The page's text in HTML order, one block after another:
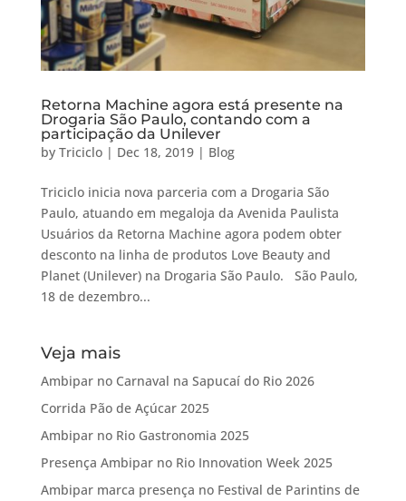
Retorna Machine agora está presente na
Drogaria São Paulo, contando com a
participação da Unilever
by Triciclo| Dec 18, 2019| Blog
Triciclo inicia nova parceria com a Drogaria São
Paulo, atuando em megaloja da Avenida Paulista
Usuários da Retorna Machine agora podem obter
desconto na linha de produtos Love Beauty and
Planet (Unilever) na Drogaria São Paulo. São Paulo,
18 de dezembro...
Veja mais
Ambipar no Carnaval na Sapucaí do Rio 2026
Corrida Pão de Açúcar 2025
Ambipar no Rio Gastronomia 2025
Presença Ambipar no Rio Innovation Week 2025
Ambipar marca presença no Festival de Parintins de